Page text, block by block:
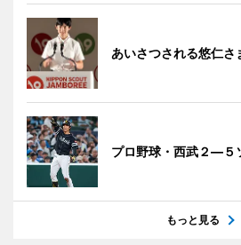
あいさつされる悠仁さ
プロ野球・西武２―５
もっと見る